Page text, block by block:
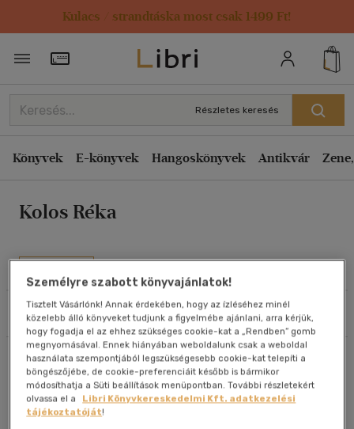
Kulacs / strandtáska most csak 1499 Ft!
Törzsvásárlói Kártya adatai
Részletes keresés
Könyvek E-könyvek Hangoskönyvek Antikvár
Kolos Réka
Művei
Szűrés Rendezés
Rendezés
Kiadás éve szerint csökkenő
Ár szerint csökkenő
Eladott darabszám szerint csökkenő
Cím szerint A-Z
Szerző szerint A-Z
Megjelenítés
20 db / oldal
40 db / oldal
Összesen3db
Személyre szabott könyvajánlatok!
Tisztelt Vásárlónk! Annak érdekében, hogy az ízléséhez minél
közelebb álló könyveket tudjunk a figyelmébe ajánlani, arra kérjük,
hogy fogadja el az ehhez szükséges cookie-kat a „Rendben” gomb
megnyomásával. Ennek hiányában weboldalunk csak a weboldal
használata szempontjából legszükségesebb cookie-kat telepíti a
böngészőjébe, de cookie-preferenciáit később is bármikor
módosíthatja a Süti beállítások menüpontban. További részletekért
olvassa el a
Libri Könyvkereskedelmi Kft. adatkezelési
tájékoztatóját!